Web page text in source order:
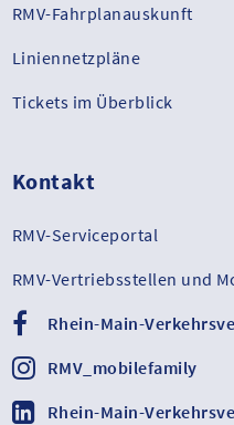
RMV-Fahrplanauskunft
Liniennetzpläne
Tickets im Überblick
Kontakt
RMV-Serviceportal
RMV-Vertriebsstellen und
Rhein-Main-
RMV_mobilefamily
Rhein-Main-